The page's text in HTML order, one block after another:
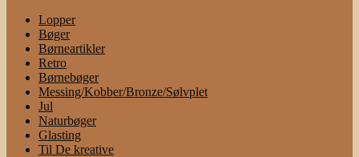
Lopper
Bøger
Børneartikler
Retro
Børnebøger
Messing/Kobber/Bronze/Sølvplet
Jul
Naturbøger
Glasting
Til De kreative